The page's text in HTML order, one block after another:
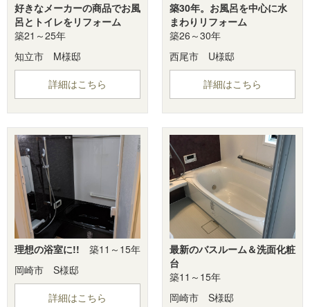
好きなメーカーの商品でお風
呂とトイレをリフォーム
築21～25年
知立市 M様邸
詳細はこちら
築30年。お風呂を中心に水
まわりリフォーム
築26～30年
西尾市 U様邸
詳細はこちら
理想の浴室に!!
築11～15年
岡崎市 S様邸
詳細はこちら
最新のバスルーム＆洗面化粧
台
築11～15年
岡崎市 S様邸